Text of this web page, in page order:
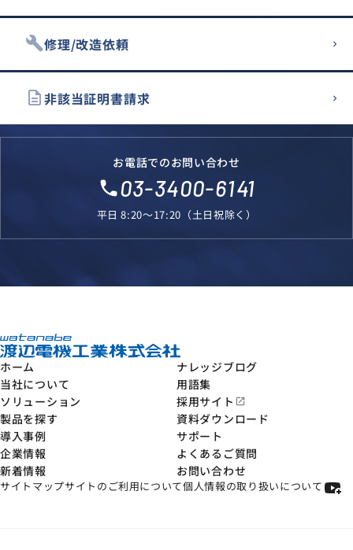
build修理/改造依頼
description非該当証明書請求
お電話でのお問い合わせ
local_phone03-3400-6141
平日 8:20～17:20（土日祝除く）
ホーム
当社について
ソリューション
製品を探す
導入事例
企業情報
新着情報
ナレッジブログ
用語集
採用サイト open_in_new
資料ダウンロード
サポート
よくあるご質問
お問い合わせ
サイトマップサイトのご利用について個人情報の取り扱いについて